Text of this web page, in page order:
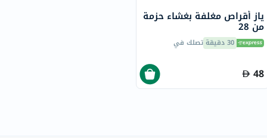
ياز أقراص مغلفة بغشاء حزمة
من 28
30 دقيقة تصلك في
48